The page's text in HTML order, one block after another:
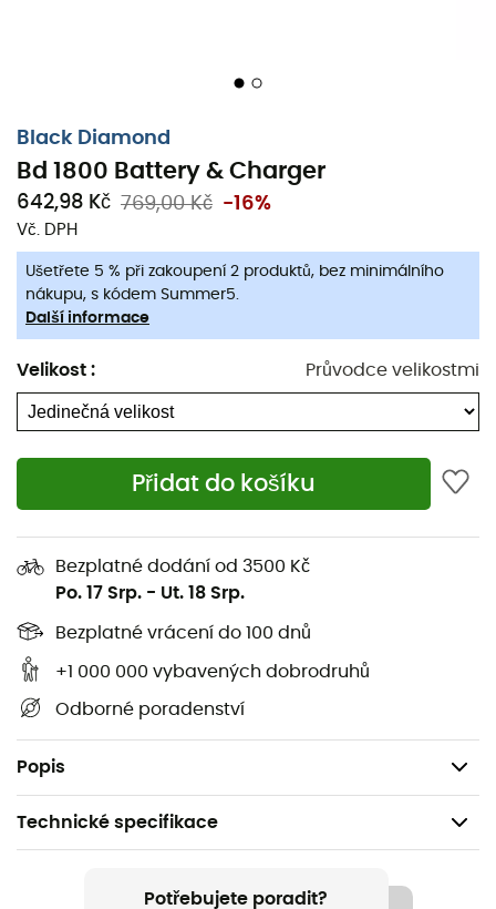
Black Diamond
Bd 1800 Battery & Charger
642,98 Kč 769,00 Kč -16%
Vč. DPH
Ušetřete 5 % při zakoupení 2 produktů, bez minimálního
nákupu, s kódem Summer5.
Další informace
Velikost : Průvodce velikostmi
Přidat do košíku
Bezplatné dodání od 3500 Kč
Po. 17 Srp. - Ut. 18 Srp.
Bezplatné vrácení do 100 dnů
+1 000 000 vybavených dobrodruhů
Odborné poradenství
Popis
Bd 1800 Battery & Charger
navržená značkou
Black Diamond, ideální pro nabíjení vašich
elektronických zařízení, nebo proč ne vaší čelovky,
během vašich výletů nahory. Skutečná novinka v oblasti
technologie modulárnínabíjecí baterie,Bd 1800
Battery & Chargerje dodávána s USB nabíječkou a
dobíjecí lithium-iontovou buňkou 1 800 mAh. Můžete se
tak vydat na dobrodružství na několik dní bez obav: vaše
čelovka může být neustále znovu použita!
Kompatibilní s modely Sprinter275 a ReVolt350
Hmotnost: 70 g
Technické specifikace
Kemping / BivakováníPotřebujete poradit?